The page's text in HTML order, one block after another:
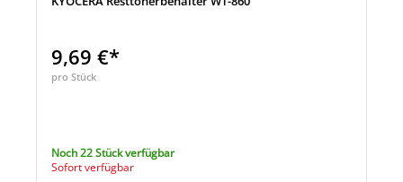
9,69 €*
pro Stück
Noch 22 Stück verfügbar
Sofort verfügbar